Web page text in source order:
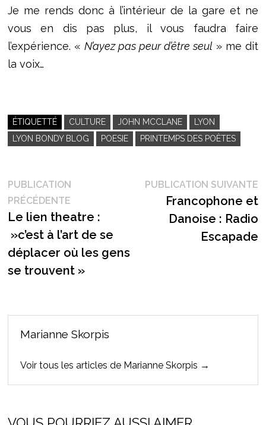
Je me rends donc à l’intérieur de la gare et ne
vous en dis pas plus, il vous faudra faire
l’expérience. « N’ayez pas peur d’être seul » me dit
la voix…
ÉTIQUETTÉ CULTURE JOHN MCCLANE
LYON
LYON BONDY BLOG
POESIE PRINTEMPS DES POÈTES
Navigation
de
l’article
PUBLICATION
PRÉCÉDENTEPublication
précédente :
Le lien theatre :
»c’est à l’art de se
déplacer où les gens
se trouvent »
PUBLICATION SUIVANTE
Francophone et
Danoise : Radio
Escapade
Marianne Skorpis
Voir tous les articles de Marianne Skorpis →